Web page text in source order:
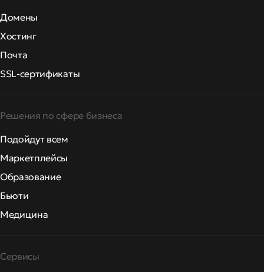
Домены
Хостинг
Почта
SSL-сертификаты
Решения по сфере бизнеса
Подойдут всем
Маркетплейсы
Образование
Бьюти
Медицина
Сервисы